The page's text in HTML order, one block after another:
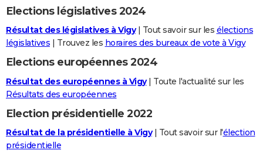
AVIS DE DÉCÈS
FORUM
Bricolage
Lifestyle
Culture
Sport
Auto
Television
Voyage
Cinema
Elections législatives 2024
Résultat des législatives à Vigy| Tout savoir sur les élections
législatives | Trouvez les horaires des bureaux de vote à Vigy
Elections européennes 2024
Résultat des européennes à Vigy| Toute l'actualité sur les
Résultats des européennes
Election présidentielle 2022
Résultat de la présidentielle à Vigy| Tout savoir sur l'élection
présidentielle